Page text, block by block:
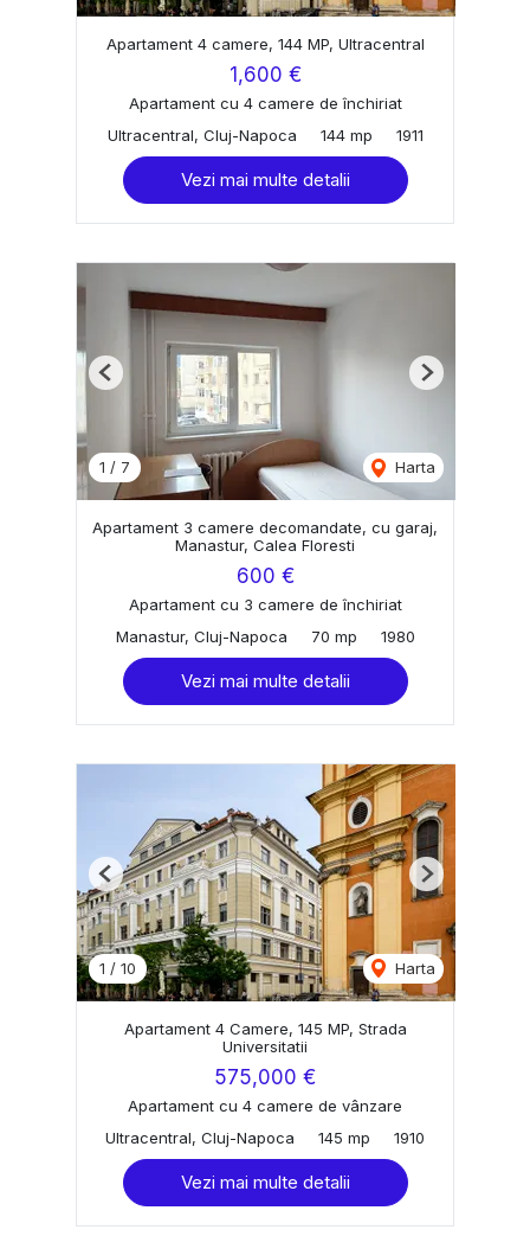
Apartament 4 camere, 144 MP, Ultracentral
1,600 €
Apartament cu 4 camere de închiriat
Ultracentral, Cluj-Napoca
144 mp 1911
Vezi mai multe detalii
1 / 7 Harta
Previous Next
Apartament 3 camere decomandate, cu garaj,
Manastur, Calea Floresti
600 €
Apartament cu 3 camere de închiriat
Manastur, Cluj-Napoca
70 mp 1980
Vezi mai multe detalii
1 / 10 Harta
Previous Next
Apartament 4 Camere, 145 MP, Strada
Universitatii
575,000 €
Apartament cu 4 camere de vânzare
Ultracentral, Cluj-Napoca
145 mp 1910
Vezi mai multe detalii